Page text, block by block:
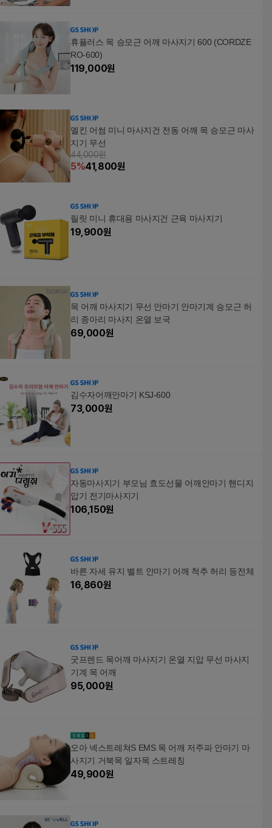
휴플러스 목 승모근 어깨 마사지기 600 (CORDZE
RO-600)
119,000원
멜킨 어썸 미니 마사지건 전동 어깨 목 승모근 마사
지기 무선
44,000원
5%41,800원
릴릿 미니 휴대용 마사지건 근육 마사지기
19,900원
목 어깨 마사지기 무선 안마기 안마기계 승모근 허
리 종아리 마사지 온열 보국
69,000원
김수자어깨안마기 KSJ-600
73,000원
자동마사지기 부모님 효도선물 어깨안마기 핸디지
압기 전기마사지기
106,150원
바른 자세 유지 벨트 안마기 어깨 척추 허리 등전체
16,860원
굿프렌드 목어깨 마사지기 온열 지압 무선 마사지
기계 목 어깨
95,000원
오아 넥스트레쳐S EMS 목 어깨 저주파 안마기 마
사지기 거북목 일자목 스트레칭
49,900원